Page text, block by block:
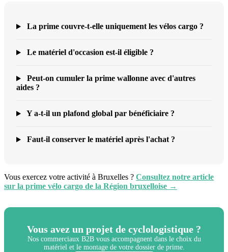
La prime couvre-t-elle uniquement les vélos cargo ?
Le matériel d'occasion est-il éligible ?
Peut-on cumuler la prime wallonne avec d'autres
aides ?
Y a-t-il un plafond global par bénéficiaire ?
Faut-il conserver le matériel après l'achat ?
Vous exercez votre activité à Bruxelles ? Consultez notre article
sur la prime vélo cargo de la Région bruxelloise →
Vous avez un projet de cyclologistique ?
Nos commerciaux B2B vous accompagnent dans le choix du
matériel et le montage de votre dossier de prime.